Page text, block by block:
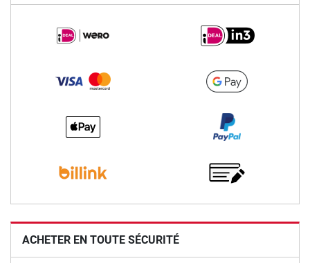
ACHETER EN TOUTE SÉCURITÉ